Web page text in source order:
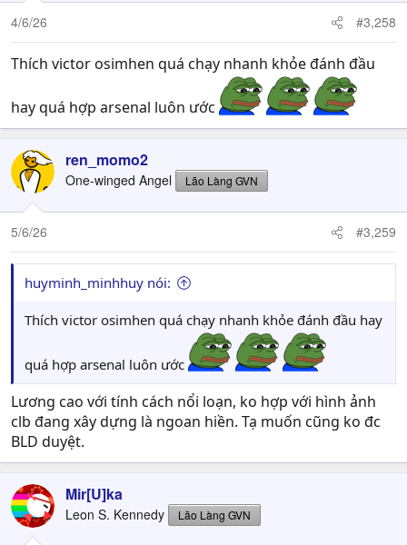
4/6/26 #3,258
Thích victor osimhen quá chạy nhanh khỏe đánh đầu
hay quá hợp arsenal luôn ước
ren_momo2
One-winged Angel Lão Làng GVN
5/6/26 #3,259
huyminh_minhhuy nói:
Thích victor osimhen quá chạy nhanh khỏe đánh đầu hay
quá hợp arsenal luôn ước
Lương cao với tính cách nổi loạn, ko hợp với hình ảnh
clb đang xây dựng là ngoan hiền. Tạ muốn cũng ko đc
BLD duyệt.
Mir[U]ka
Leon S. Kennedy Lão Làng GVN